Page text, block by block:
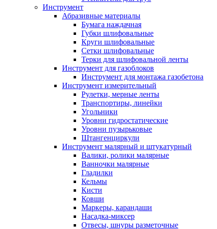
Инструмент
Абразивные материалы
Бумага наждачная
Губки шлифовальные
Круги шлифовальные
Сетки шлифовальные
Терки для шлифовальной ленты
Инструмент для газоблоков
Инструмент для монтажа газобетона
Инструмент измерительный
Рулетки, мерные ленты
Транспортиры, линейки
Угольники
Уровни гидростатические
Уровни пузырьковые
Штангенциркули
Инструмент малярный и штукатурный
Валики, ролики малярные
Ванночки малярные
Гладилки
Кельмы
Кисти
Ковши
Маркеры, карандаши
Насадка-миксер
Отвесы, шнуры разметочные